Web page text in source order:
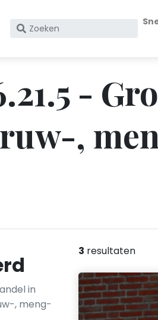
Zoek
KvK
nummer
-
,
in
, meng-
3 resultaten